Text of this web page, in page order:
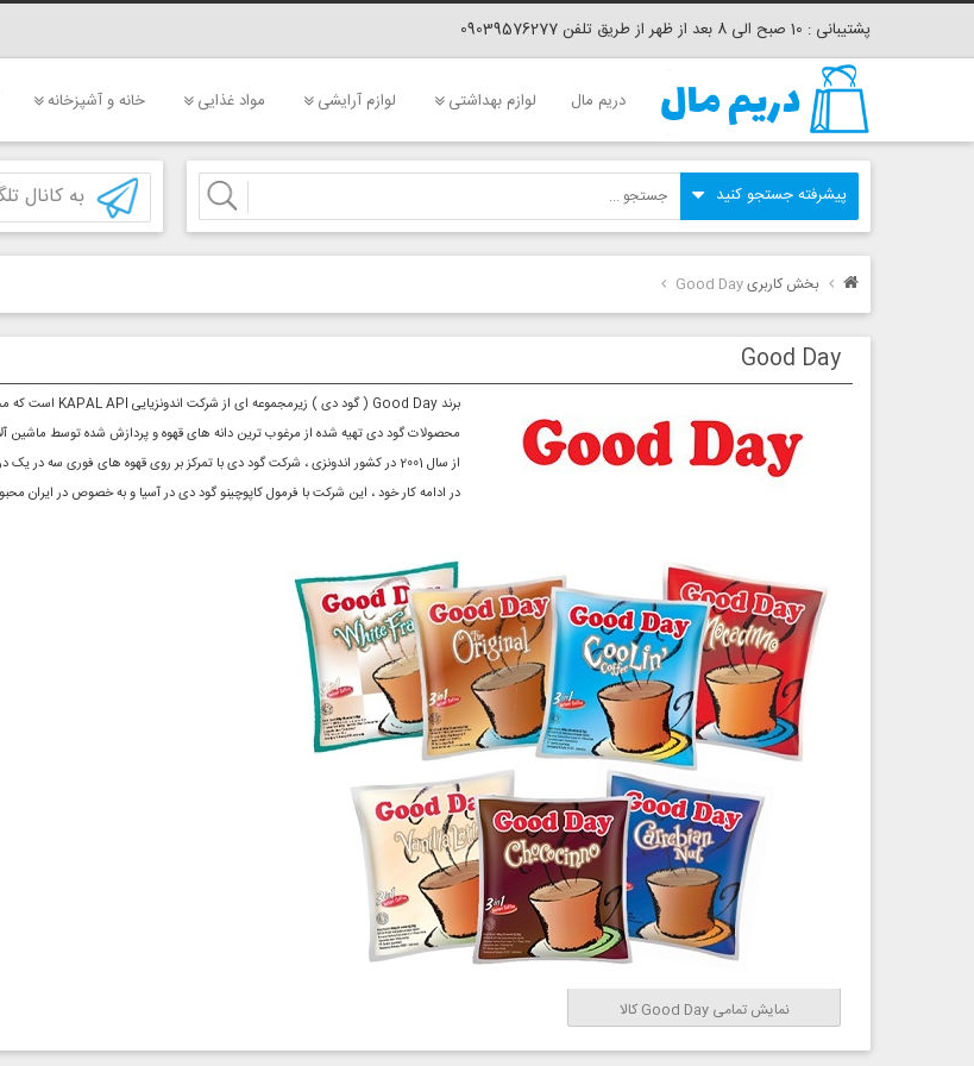
پشتیبانی : 10 صبح الی 8 بعد از ظهر از طریق تلفن 09039576277
دریم مال لوازم بهداشتی لوازم آرایشی مواد غذایی خانه و آشپزخانه
به کانال
بخش کاربریGood Day
Good Day
برند Good Day ( گود دی ) زیرمجموعه ای از شرکت اندونزیایی KAPAL API است که محصولات آن از قهوه اندونزیایی و با طعم قهوه ایتالیایی تهیه شده است.
محصولات گود دی تهیه شده از مرغوب ترین دانه های قهوه و پردازش شده توسط ماشین
از سال 2001 در کشور اندونزی ، شرکت گود دی با تمرکز بر روی قهوه های فوری سه در یک در طعم های خاص و متفاوت موکا ، یخی ، کارامل و شکلات ، فعالیت تجاری خود را آغاز کرد.
در ادامه کار خود ، این شرکت با فرمول کاپوچینو گود دی در آسیا و به خصوص در ایران
نمایش تمامی Good Day کالا